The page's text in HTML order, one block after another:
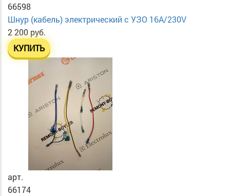
66598
Шнур (кабель) электрический с УЗО 16А/230V
2 200 руб.
КУПИТЬ
арт.
66174